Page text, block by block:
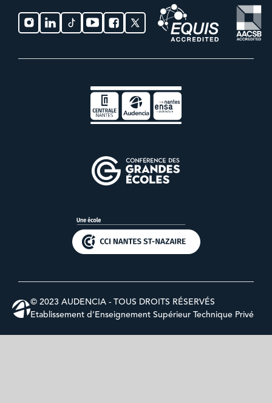
© 2023 AUDENCIA - TOUS DROITS RÉSERVÉS
Etablissement d’Enseignement Supérieur Technique Privé